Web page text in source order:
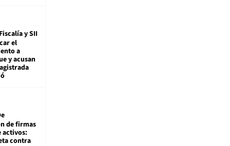
Fiscalía y SII
el
a
y acusan
de firmas
activos:
contra